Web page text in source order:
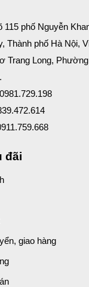
115 phố Nguyễn
Thành phố Hà Nội,
Trang Long,
đãi
giao hàng